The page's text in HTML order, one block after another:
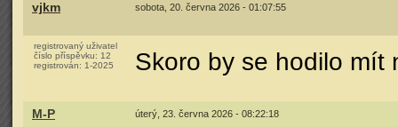
vjkm sobota, 20. června 2026 - 01:07:55
registrovaný uživatel
číslo příspěvku: 12
registrován: 1-2025 Skoro by se hodilo mít
M-P úterý, 23. června 2026 - 08:22:18